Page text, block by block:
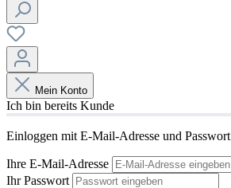
Mein Konto
Ich bin bereits Kunde
Einloggen mit E-Mail-Adresse und Passwort
Ihre E-Mail-Adresse
Ihr Passwort